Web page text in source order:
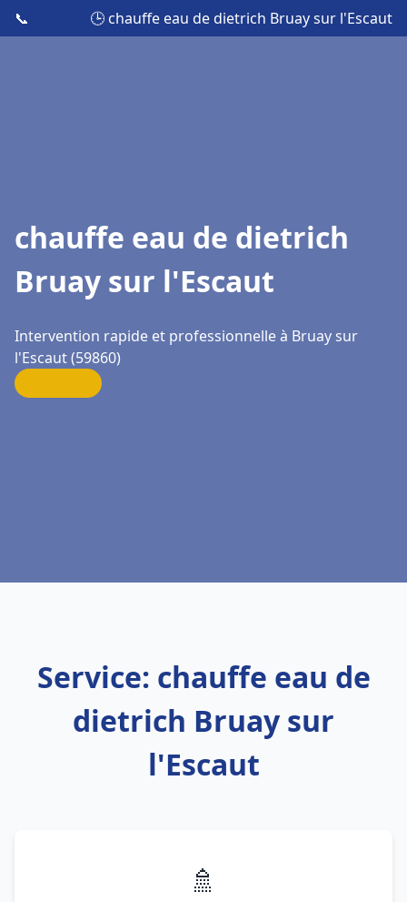
📞 🕒 chauffe eau de dietrich Bruay sur l'Escaut
chauffe eau de dietrich
Bruay sur l'Escaut
Intervention rapide et professionnelle à Bruay sur
l'Escaut (59860)
Service: chauffe eau de
dietrich Bruay sur
l'Escaut
🚿